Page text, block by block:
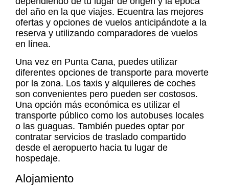
del año en la que viajes. Ecuentra las mejores
ofertas y opciones de vuelos anticipándote a la
reserva y utilizando comparadores de vuelos
en línea.
Una vez en Punta Cana, puedes utilizar
diferentes opciones de transporte para moverte
por la zona. Los taxis y alquileres de coches
son convenientes pero pueden ser costosos.
Una opción más económica es utilizar el
transporte público como los autobuses locales
o las guaguas. También puedes optar por
contratar servicios de traslado compartido
desde el aeropuerto hacia tu lugar de
hospedaje.
Alojamiento